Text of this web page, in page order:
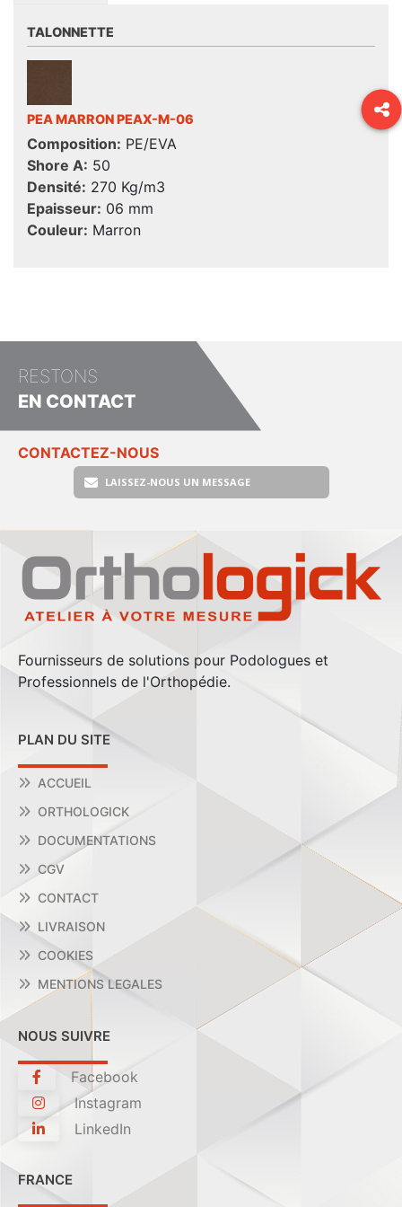
TALONNETTE
PEA MARRON PEAX-M-06
Composition: PE/EVA
Shore A: 50
Densité: 270 Kg/m3
Epaisseur: 06 mm
Couleur: Marron
RESTONS
EN CONTACT
CONTACTEZ-NOUS
LAISSEZ-NOUS UN MESSAGE
Fournisseurs de solutions pour Podologues et
Professionnels de l'Orthopédie.
PLAN DU SITE
ACCUEIL
ORTHOLOGICK
DOCUMENTATIONS
CGV
CONTACT
LIVRAISON
COOKIES
MENTIONS LEGALES
NOUS SUIVRE
Facebook
Instagram
LinkedIn
FRANCE